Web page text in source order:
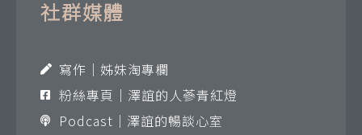
社群媒體
寫作｜姊妹淘專欄
粉絲專頁｜澤誼的人蔘青紅燈
Podcast｜澤誼的暢談心室